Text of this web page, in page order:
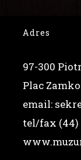
Adres
97-300
Plac
email:
tel/fax (44)